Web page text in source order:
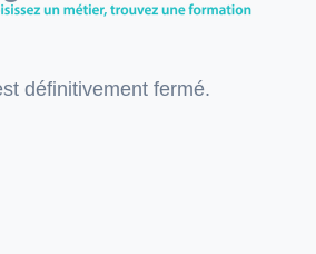
définitivement fermé.